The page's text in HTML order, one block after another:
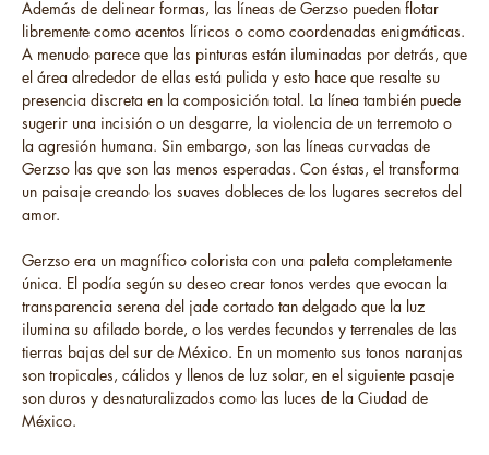
Además de delinear formas, las líneas de Gerzso pueden flotar
libremente como acentos líricos o como coordenadas enigmáticas.
A menudo parece que las pinturas están iluminadas por detrás, que
el área alrededor de ellas está pulida y esto hace que resalte su
presencia discreta en la composición total. La línea también puede
sugerir una incisión o un desgarre, la violencia de un terremoto o
la agresión humana. Sin embargo, son las líneas curvadas de
Gerzso las que son las menos esperadas. Con éstas, el transforma
un paisaje creando los suaves dobleces de los lugares secretos del
amor.
Gerzso era un magnífico colorista con una paleta completamente
única. El podía según su deseo crear tonos verdes que evocan la
transparencia serena del jade cortado tan delgado que la luz
ilumina su afilado borde, o los verdes fecundos y terrenales de las
tierras bajas del sur de México. En un momento sus tonos naranjas
son tropicales, cálidos y llenos de luz solar, en el siguiente pasaje
son duros y desnaturalizados como las luces de la Ciudad de
México.